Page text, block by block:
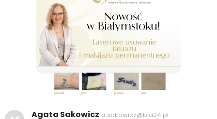
Agata Sakowicz a.sakowicz@bia24.pl